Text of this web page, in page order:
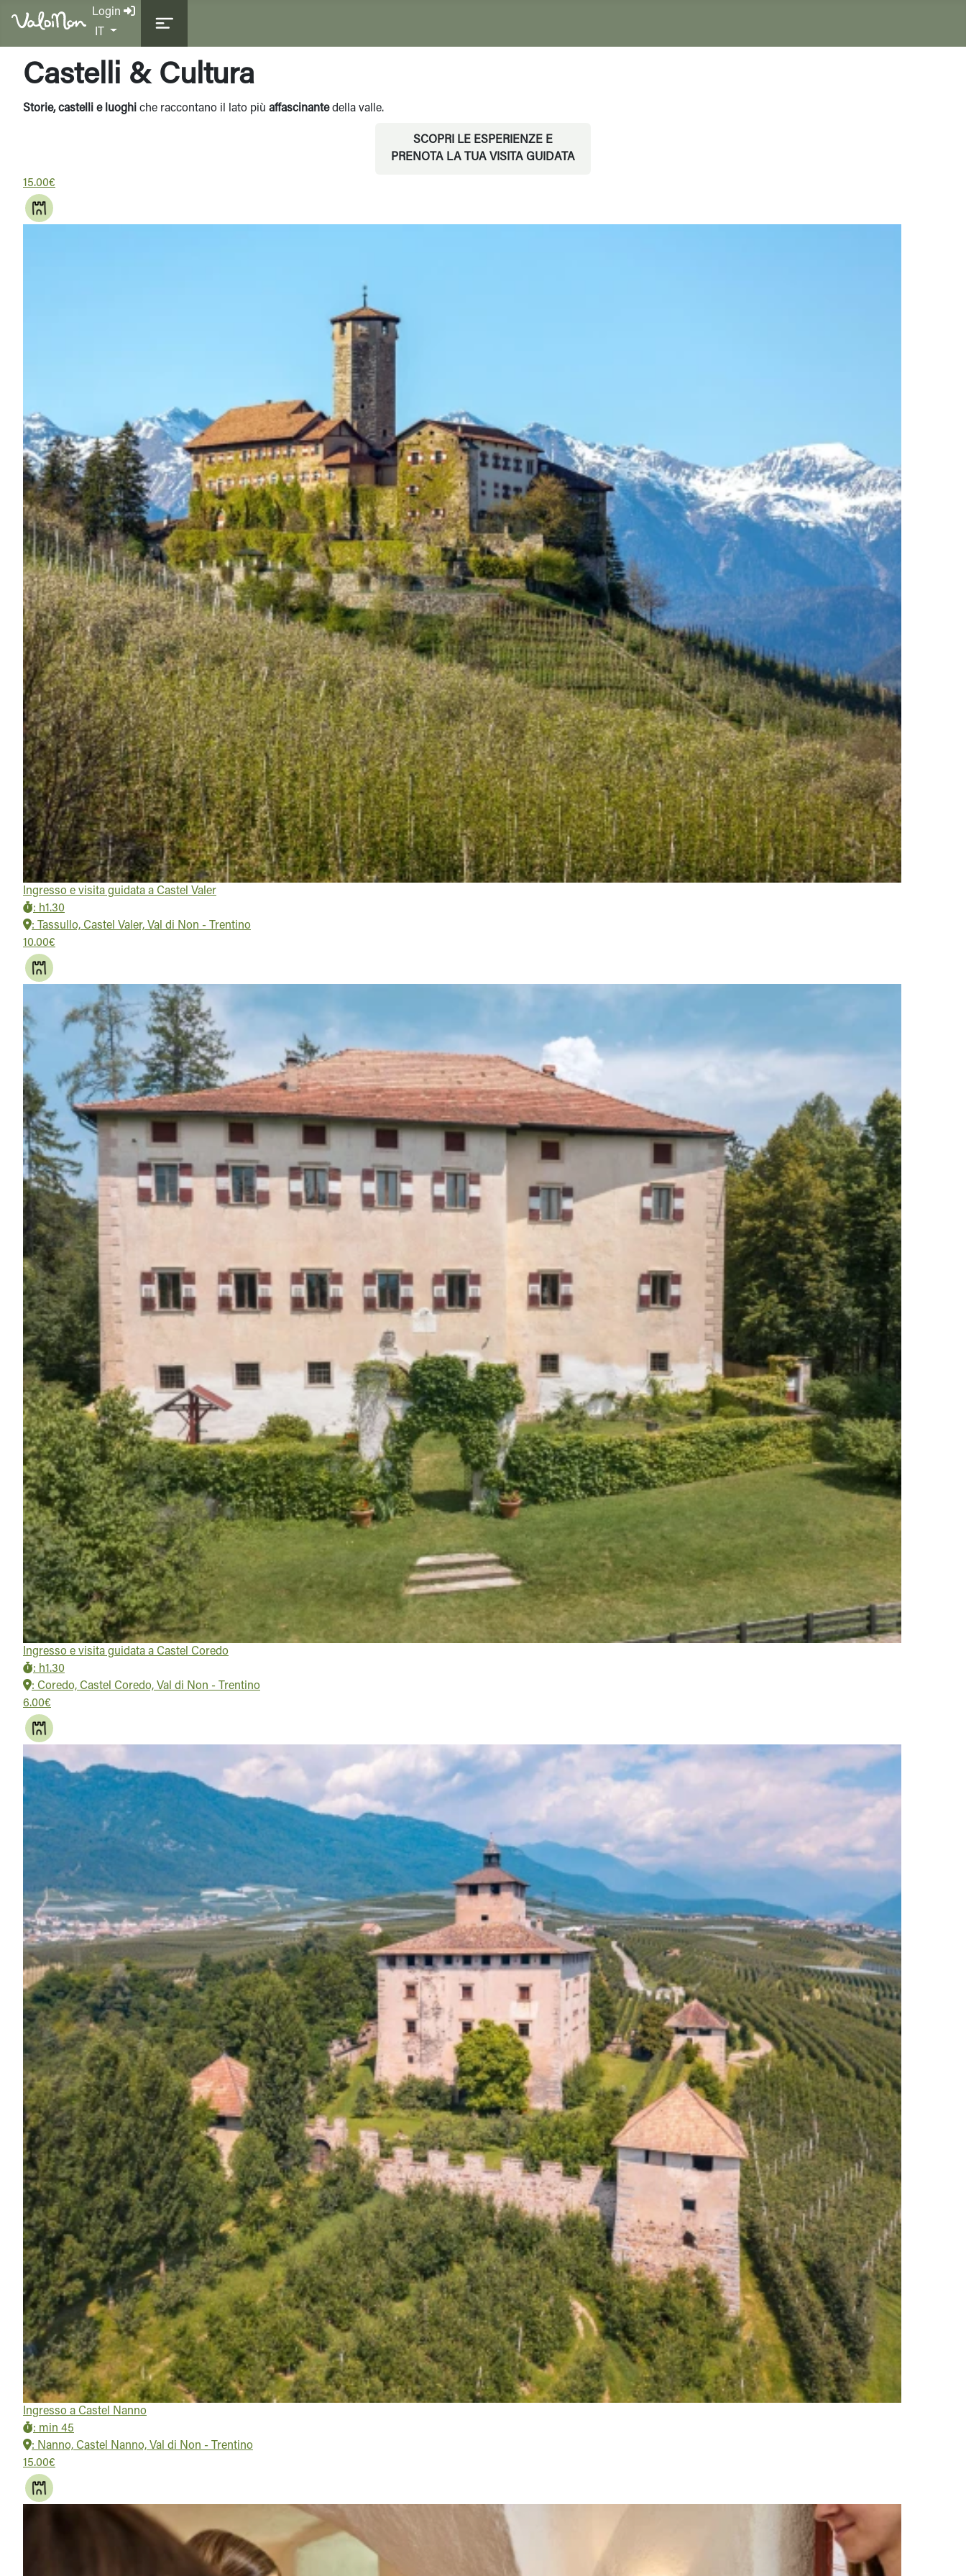
Login
Seleziona la tua lingua
IT
Castelli & Cultura
Storie, castelli e luoghi che raccontano il lato più affascinantedella valle.
SCOPRI LE ESPERIENZE E
PRENOTA LA TUA VISITA GUIDATA
15.00€
Ingresso e visita guidata a Castel Valer
: h1.30
: Tassullo, Castel Valer, Val di Non - Trentino
10.00€
Ingresso e visita guidata a Castel Coredo
: h1.30
: Coredo, Castel Coredo, Val di Non - Trentino
6.00€
Ingresso a Castel Nanno
: min 45
: Nanno, Castel Nanno, Val di Non - Trentino
15.00€